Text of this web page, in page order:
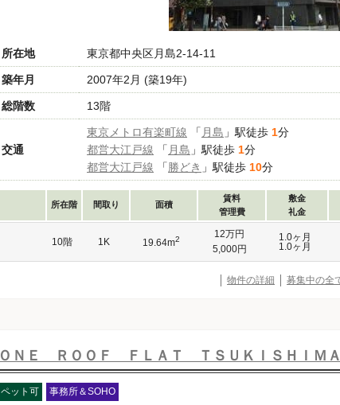
所在地 東京都中央区月島2-14-11
築年月 2007年2月 (築19年)
総階数 13階
交通
東京メトロ有楽町線 「 月島 」駅徒歩 1分
都営大江戸線 「 月島 」駅徒歩 1分
都営大江戸線 「 勝どき 」駅徒歩 10分
所在階 間取り 面積
賃料
管理費
敷金
礼金
12万円
5,000円
1.0ヶ月
1.0ヶ月
10階 1K 19.64m2
物件の詳細 募集中の全
ＯＮＥ ＲＯＯＦ ＦＬＡＴ ＴＳＵＫＩＳＨＩＭＡ
ペット可 事務所＆SOHO